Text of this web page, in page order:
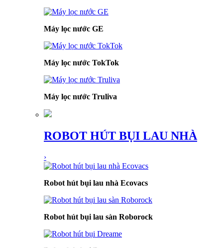
Máy lọc nước GE
Máy lọc nước TokTok
Máy lọc nước Truliva
ROBOT HÚT BỤI LAU NHÀ
›
Robot hút bụi lau nhà Ecovacs
Robot hút bụi lau sàn Roborock